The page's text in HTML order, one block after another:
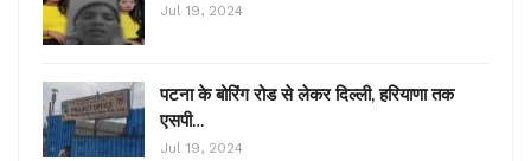
Jul 19, 2024
पटना के बोरिंग रोड से लेकर दिल्ली, हरियाणा तक
एसपी…
Jul 19, 2024